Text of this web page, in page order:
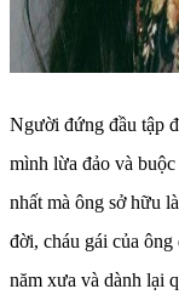
Người đứng đầu tập
mình lừa đảo và
nhất mà ông sở hữu
đời, cháu gái của
năm xưa và dành lại